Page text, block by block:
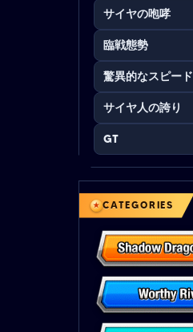
サイヤの咆哮
臨戦態勢
驚異的なスピード
サイヤ人の誇り
GT
CATEGORIES